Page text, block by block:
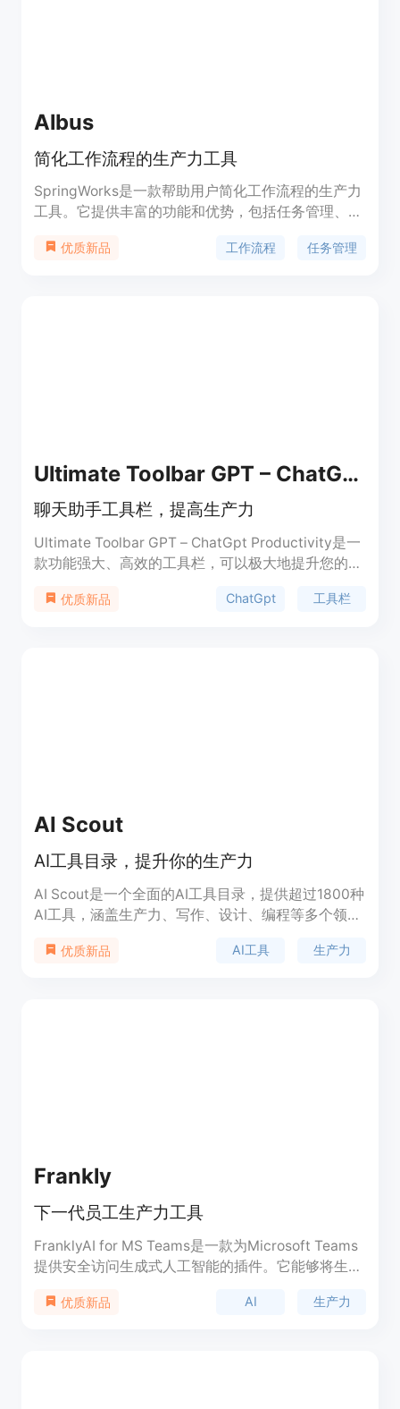
Albus
简化工作流程的生产力工具
SpringWorks是一款帮助用户简化工作流程的生产力
工具。它提供丰富的功能和优势，包括任务管理、团
人和团队使用。SpringWorks定位于提高工作效率，
优质新品 工作流程 任务管理
Ultimate Toolbar GPT – ChatGpt Productivity
聊天助手工具栏，提高生产力
Ultimate Toolbar GPT – ChatGpt Productivity是一
款功能强大、高效的工具栏，可以极大地提升您的工
能、语调和用途，方便定制OpenAI API提供的对话
优质新品 ChatGpt 工具栏
AI Scout
AI工具目录，提升你的生产力
AI Scout是一个全面的AI工具目录，提供超过1800种
AI工具，涵盖生产力、写作、设计、编程等多个领
AI工具，以提高工作效率和生活质量。
优质新品 AI工具 生产力
Frankly
下一代员工生产力工具
FranklyAI for MS Teams是一款为Microsoft Teams
提供安全访问生成式人工智能的插件。它能够将生成
的数据科学和生成式人工智能解决方案，满足各种业
优质新品 AI 生产力